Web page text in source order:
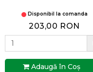
Disponibil la comanda
203,00 RON
Adaugă în Coş